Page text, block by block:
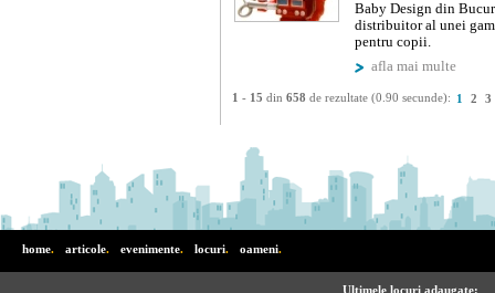
Baby Design din
distribuitor al unei
pentru copii.
afla mai multe
1 - 15 din 658 de rezultate (0.90 secunde): 1 2 3
home. articole. evenimente. locuri. oameni.
Ultimele locuri adaugate: